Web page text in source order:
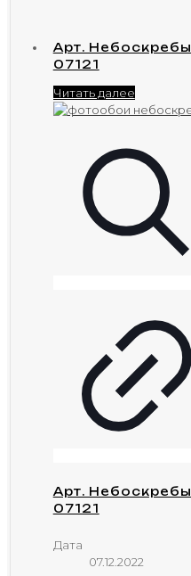
Арт. Небоскребы
07121
Читать далее
Арт. Небоскребы
07121
Дата
07.12.2022